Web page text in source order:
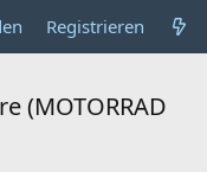
Registrieren
(MOTORRAD